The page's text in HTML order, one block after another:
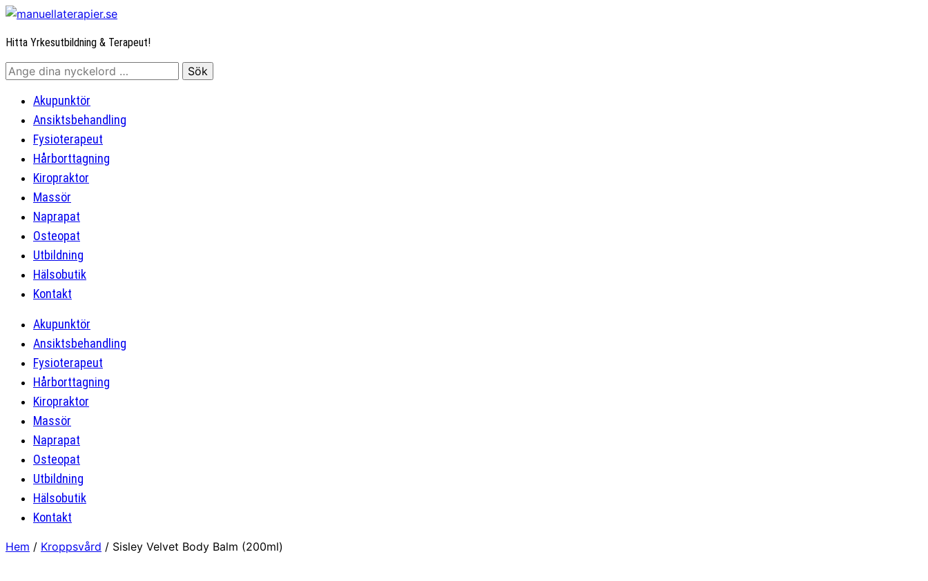
Hitta Yrkesutbildning & Terapeut!
Akupunktör
Ansiktsbehandling
Fysioterapeut
Hårborttagning
Kiropraktor
Massör
Naprapat
Osteopat
Utbildning
Hälsobutik
Kontakt
Akupunktör
Ansiktsbehandling
Fysioterapeut
Hårborttagning
Kiropraktor
Massör
Naprapat
Osteopat
Utbildning
Hälsobutik
Kontakt
Hem / Kroppsvård / Sisley Velvet Body Balm (200ml)